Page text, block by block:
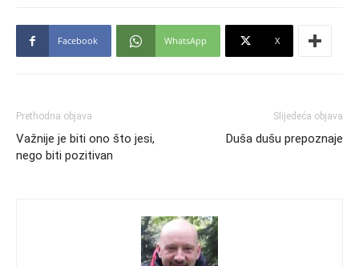
Facebook WhatsApp X
Prethodna objava
Važnije je biti ono što jesi,
nego biti pozitivan
Slijedeća objava
Duša dušu prepoznaje